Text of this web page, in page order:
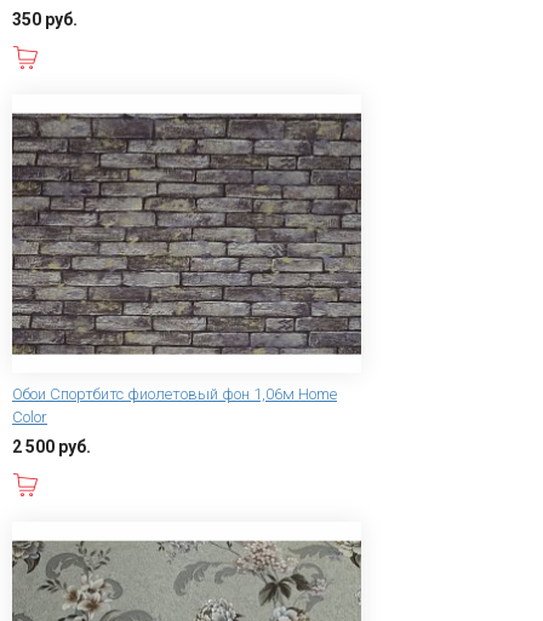
350 руб.
Обои Спортбитс фиолетовый фон 1,06м Home
Color
2 500 руб.